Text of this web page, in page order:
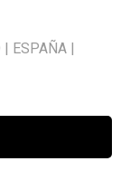
| ESPAÑA |